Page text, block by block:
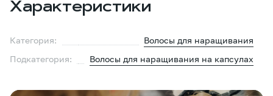
Характеристики
Категория:
Волосы для наращивания
Подкатегория:
Волосы для наращивания на капсулах